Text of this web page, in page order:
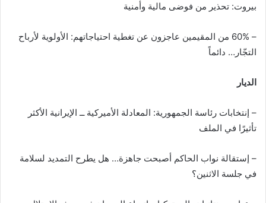
بيروت: تحذير من فوضى مالية وأمنية
– 60% من المقيمين عاجزون عن تغطية احتياجاتهم: الأولوية لأرباح
التجّار… دائماً
الديار
– إنتخابات رئاسة الجمهورية: المعادلة الأميركية ــ الإيرانية الأكثر
تأثيرًا في الملف
– إستقالة نواب الحاكم أصبحت جاهزة… هل يطرح التمديد لسلامة
في جلسة الاثنين؟